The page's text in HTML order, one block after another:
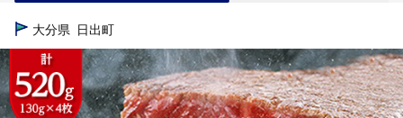
TOP
肉 牛肉 ステーキ(牛肉) 肉質4等級以上のお肉
大分県 日出町